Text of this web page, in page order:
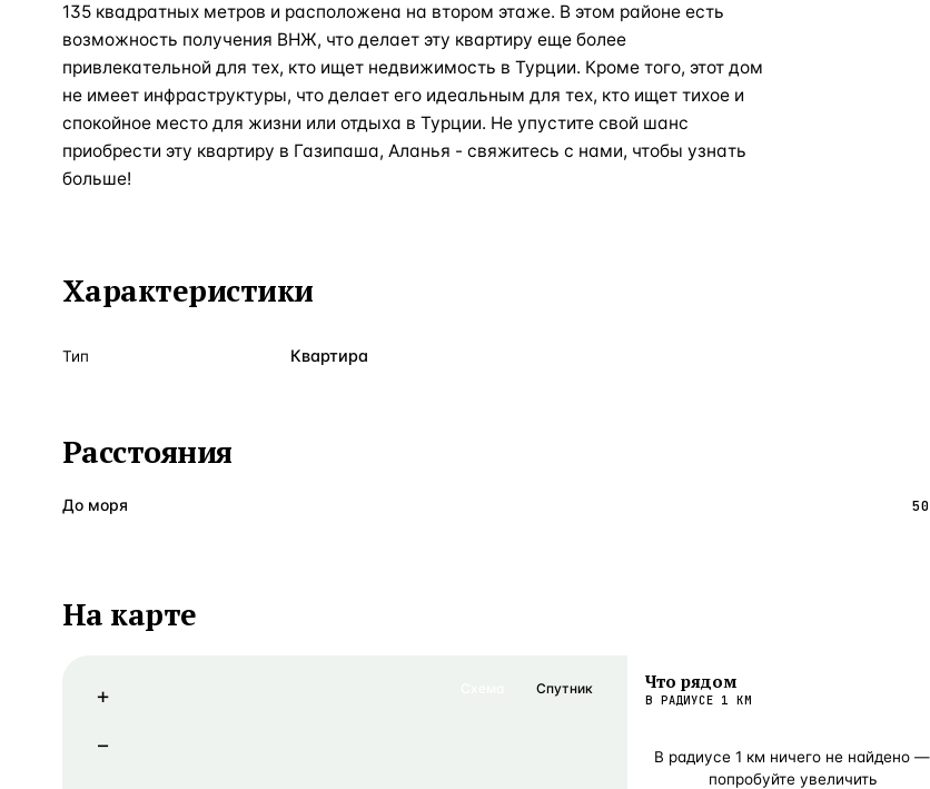
135 квадратных метров и расположена на втором этаже. В этом районе есть
возможность получения ВНЖ, что делает эту квартиру еще более
привлекательной для тех, кто ищет недвижимость в Турции. Кроме того, этот дом
не имеет инфраструктуры, что делает его идеальным для тех, кто ищет тихое и
спокойное место для жизни или отдыха в Турции. Не упустите свой шанс
приобрести эту квартиру в Газипаша, Аланья - свяжитесь с нами, чтобы узнать
больше!
Характеристики
Тип Квартира
Расстояния
До моря
На карте
+
−
Спутник Что рядом
В РАДИУСЕ 1 КМ
В радиусе 1 км ничего не найдено —
попробуйте увеличить